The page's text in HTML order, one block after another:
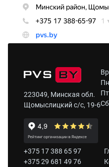
223049, Минская обл.
Щомыслицкий с/с, 19-6
Пт
+375 17 388 65 97
+375 29 681 49 76